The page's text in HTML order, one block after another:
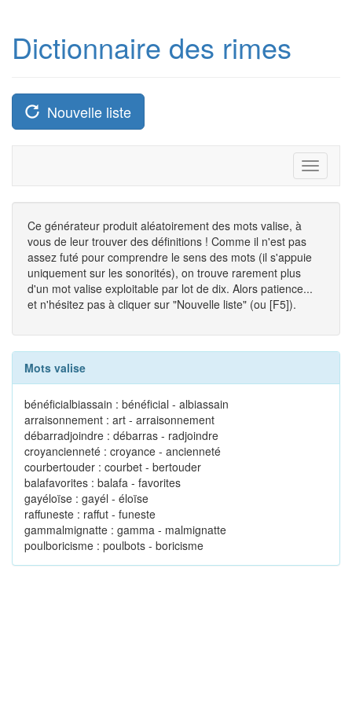
Dictionnaire des rimes
Nouvelle liste
Toggle
Ce générateur produit aléatoirement des mots valise, à
vous de leur trouver des définitions ! Comme il n'est pas
assez futé pour comprendre le sens des mots (il s'appuie
uniquement sur les sonorités), on trouve rarement plus
d'un mot valise exploitable par lot de dix. Alors patience...
et n'hésitez pas à cliquer sur "Nouvelle liste" (ou [F5]).
Mots valise
bénéficialbiassain : bénéficial - albiassain
arraisonnement : art - arraisonnement
débarradjoindre : débarras - radjoindre
croyancienneté : croyance - ancienneté
courbertouder : courbet - bertouder
balafavorites : balafa - favorites
gayéloïse : gayél - éloïse
raffuneste : raffut - funeste
gammalmignatte : gamma - malmignatte
poulboricisme : poulbots - boricisme